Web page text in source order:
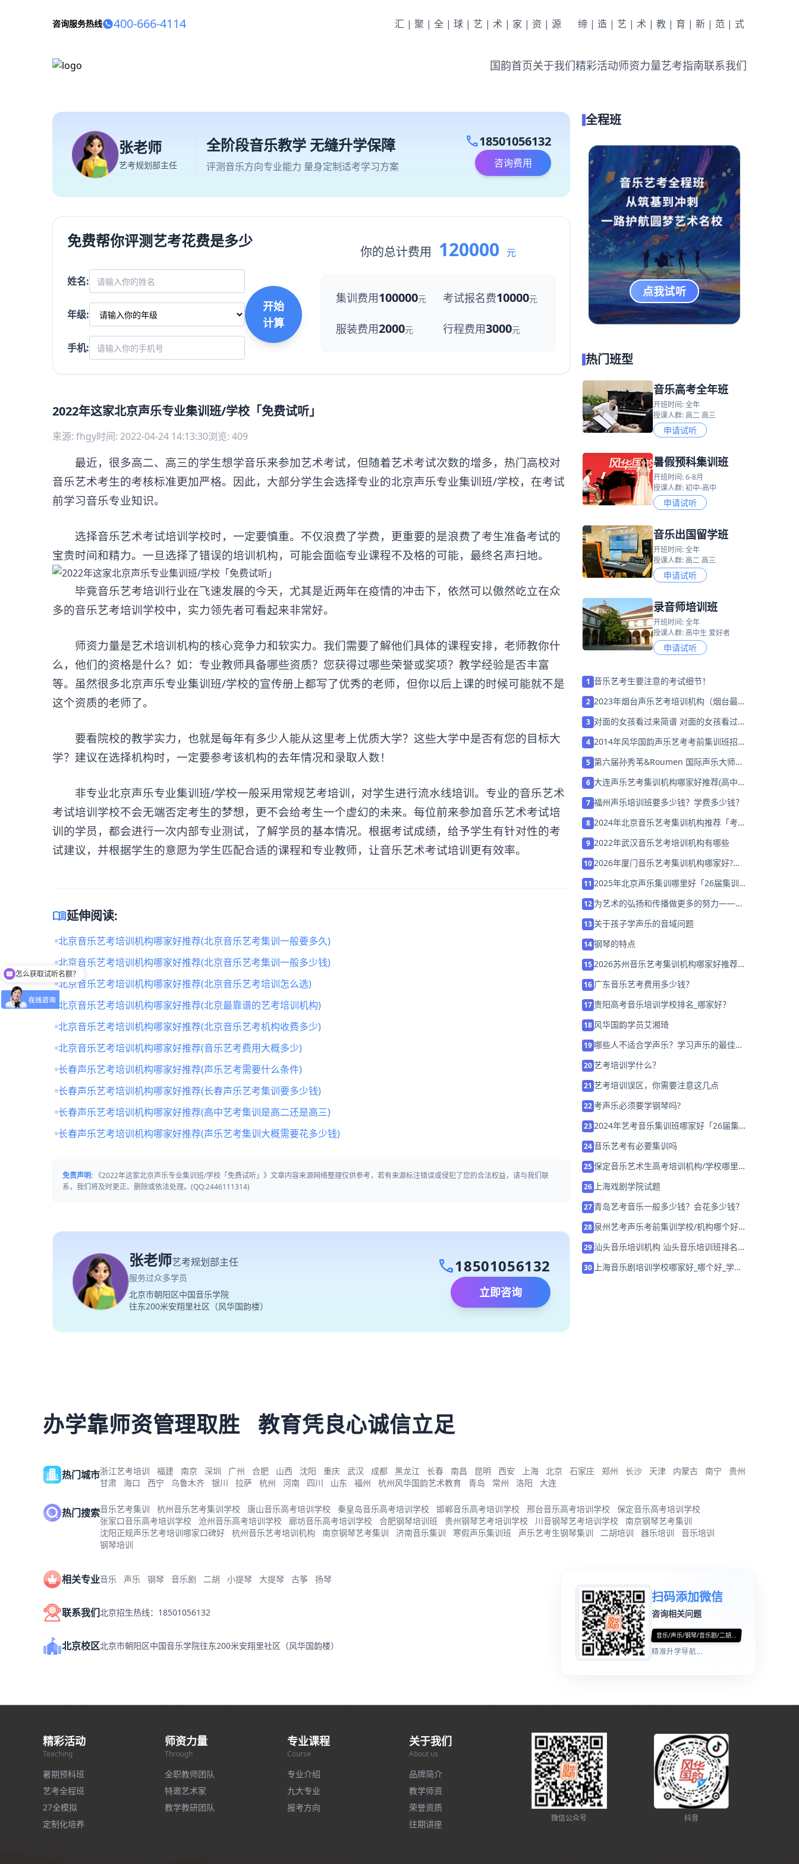
咨询服务热线 400-666-4114 汇|聚|全|球|艺|术|家|资|源 缔|造|艺|术|教|育|新|范|式
国韵首页关于我们精彩活动师资力量艺考指南联系我们
张老师
艺考规划部主任
全阶段音乐教学 无缝升学保障
评测音乐方向专业能力 量身定制适考学习方案
call18501056132
咨询费用
免费帮你评测艺考花费是多少
姓名:
年级:
手机:
开始
计算
你的总计费用 120000 元
集训费用100000元 考试报名费10000元
服装费用2000元 行程费用3000元
2022年这家北京声乐专业集训班/学校「免费试听」
来源: fhgy时间: 2022-04-24 14:13:30浏览: 409
最近，很多高二、高三的学生想学音乐来参加艺术考试，但随着艺术考试次数的增多，热门高校对
音乐艺术考生的考核标准更加严格。因此，大部分学生会选择专业的北京声乐专业集训班/学校，在考试
前学习音乐专业知识。
选择音乐艺术考试培训学校时，一定要慎重。不仅浪费了学费，更重要的是浪费了考生准备考试的
宝贵时间和精力。一旦选择了错误的培训机构，可能会面临专业课程不及格的可能，最终名声扫地。
毕竟音乐艺考培训行业在飞速发展的今天，尤其是近两年在疫情的冲击下，依然可以傲然屹立在众
多的音乐艺考培训学校中，实力领先者可看起来非常好。
师资力量是艺术培训机构的核心竞争力和软实力。我们需要了解他们具体的课程安排，老师教你什
么，他们的资格是什么？如：专业教师具备哪些资质？您获得过哪些荣誉或奖项？教学经验是否丰富
等。虽然很多北京声乐专业集训班/学校的宣传册上都写了优秀的老师，但你以后上课的时候可能就不是
这个资质的老师了。
要看院校的教学实力，也就是每年有多少人能从这里考上优质大学？这些大学中是否有您的目标大
学？建议在选择机构时，一定要参考该机构的去年情况和录取人数！
非专业北京声乐专业集训班/学校一般采用常规艺考培训，对学生进行流水线培训。专业的音乐艺术
考试培训学校不会无端否定考生的梦想，更不会给考生一个虚幻的未来。每位前来参加音乐艺术考试培
训的学员，都会进行一次内部专业测试，了解学员的基本情况。根据考试成绩，给予学生有针对性的考
试建议，并根据学生的意愿为学生匹配合适的课程和专业教师，让音乐艺术考试培训更有效率。
menu_book延伸阅读:
北京音乐艺考培训机构哪家好推荐(北京音乐艺考集训一般要多久)
北京音乐艺考培训机构哪家好推荐(北京音乐艺考集训一般多少钱)
北京音乐艺考培训机构哪家好推荐(北京音乐艺考培训怎么选)
北京音乐艺考培训机构哪家好推荐(北京最靠谱的艺考培训机构)
北京音乐艺考培训机构哪家好推荐(北京音乐艺考机构收费多少)
北京音乐艺考培训机构哪家好推荐(音乐艺考费用大概多少)
长春声乐艺考培训机构哪家好推荐(声乐艺考需要什么条件)
长春声乐艺考培训机构哪家好推荐(长春声乐艺考集训要多少钱)
长春声乐艺考培训机构哪家好推荐(高中艺考集训是高二还是高三)
长春声乐艺考培训机构哪家好推荐(声乐艺考集训大概需要花多少钱)
免责声明: 《2022年这家北京声乐专业集训班/学校「免费试听」》文章内容来源网络整理仅供参考，若有来源标注错误或侵犯了您的合法权益，请与我们联
系，我们将及时更正、删除或依法处理。(QQ:2446111314)
张老师艺考规划部主任
服务过众多学员
北京市朝阳区中国音乐学院
往东200米安翔里社区（风华国韵楼）
call18501056132
立即咨询
全程班
点我试听
热门班型
音乐高考全年班
开班时间: 全年
授课人群: 高二 高三
申请试听
暑假预科集训班
开班时间: 6-8月
授课人群: 初中-高中
申请试听
音乐出国留学班
开班时间: 全年
授课人群: 高二 高三
申请试听
录音师培训班
开班时间: 全年
授课人群: 高中生 爱好者
申请试听
1 音乐艺考生要注意的考试细节！
2 2023年烟台声乐艺考培训机构（烟台最好
3 对面的女孩看过来简谱 对面的女孩看过来
4 2014年风华国韵声乐艺考考前集训班招生
5 第六届孙秀苇&Roumen 国际声乐大师班
6 大连声乐艺考集训机构哪家好推荐(高中声
7 福州声乐培训班要多少钱？学费多少钱？
8 2024年北京音乐艺考集训机构推荐「考前
9 2022年武汉音乐艺考培训机构有哪些
102026年厦门音乐艺考集训机构哪家好?家
11 2025年北京声乐集训哪里好「26届集训
12 为艺术的弘扬和传播做更多的努力——陈
13 关于孩子学声乐的音域问题
14钢琴的特点
152026苏州音乐艺考集训机构哪家好推荐
16 广东音乐艺考费用多少钱？
17贵阳高考音乐培训学校排名_哪家好？
18 风华国韵学员艾湘琦
19 哪些人不适合学声乐？学习声乐的最佳年
20艺考培训学什么？
21 艺考培训误区，你需要注意这几点
22考声乐必须要学钢琴吗?
232024年艺考音乐集训班哪家好「26届集
24音乐艺考有必要集训吗
25保定音乐艺术生高考培训机构/学校哪里好
26 上海戏剧学院试题
27青岛艺考音乐一般多少钱？会花多少钱？
28 泉州艺考声乐考前集训学校/机构哪个好
29汕头音乐培训机构 汕头音乐培训班排名
30 上海音乐剧培训学校哪家好_哪个好_学费
办学靠师资管理取胜 教育凭良心诚信立足
热门城市浙江艺考培训 福建 南京 深圳 广州 合肥 山西 沈阳 重庆 武汉 成都 黑龙江 长春 南昌 昆明 西安 上海 北京 石家庄 郑州 长沙 天津 内蒙古 南宁
贵州
甘肃
海口 西宁 乌鲁木齐 银川 拉萨 杭州 河南 四川 山东 福州 杭州风华国韵艺术教育 青岛 常州 洛阳 大连
热门搜索音乐艺考集训 杭州音乐艺考集训学校 唐山音乐高考培训学校 秦皇岛音乐高考培训学校 邯郸音乐高考培训学校 邢台音乐高考培训学校
保定音乐高考培训学校
张家口音乐高考培训学校
沧州音乐高考培训学校 廊坊音乐高考培训学校 合肥钢琴培训班 贵州钢琴艺考培训学校 川音钢琴艺考培训学校
南京钢琴艺考集训
沈阳正规声乐艺考培训哪家口碑好
杭州音乐艺考培训机构 南京钢琴艺考集训 济南音乐集训 寒假声乐集训班 声乐艺考生钢琴集训 二胡培训 器乐培训
音乐培训
钢琴培训
相关专业音乐 声乐 钢琴 音乐剧 二胡 小提琴 大提琴 古筝 扬琴
联系我们北京招生热线：18501056132
北京校区北京市朝阳区中国音乐学院往东200米安翔里社区（风华国韵楼）
扫码添加微信
咨询相关问题
音乐/声乐/钢琴/音乐剧/二胡...
精准升学导航...
精彩活动
Teaching
暑期预科班
艺考全程班
27全模拟
定制化培养
师资力量
Through
全职教师团队
特邀艺术家
教学教研团队
专业课程
Course
专业介绍
九大专业
报考方向
关于我们
About us
品牌简介
教学师资
荣誉资质
往期讲座
微信公众号 抖音
怎么获取试听名额？